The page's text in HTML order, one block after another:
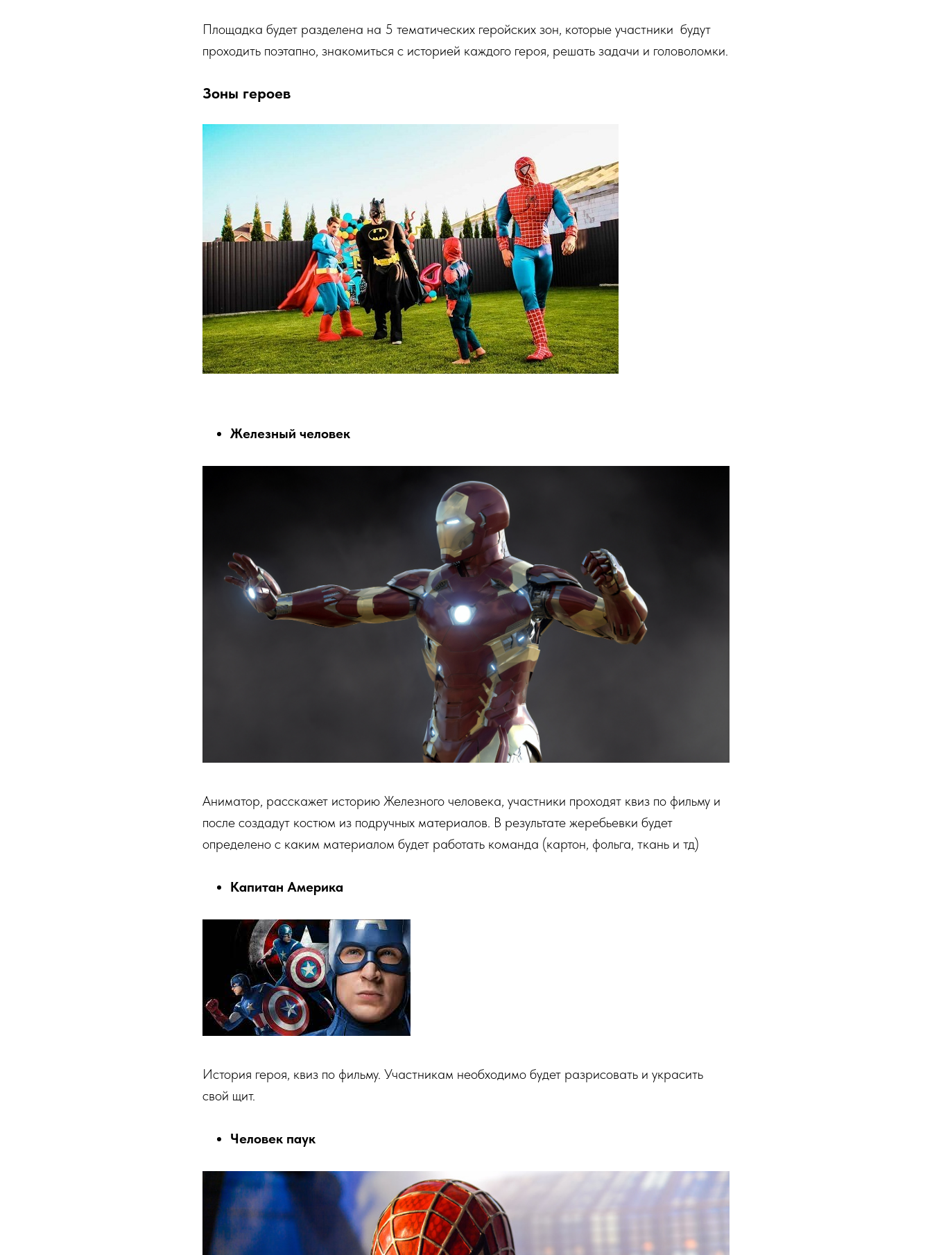
Площадка будет разделена на 5 тематических геройских зон, которые участники будут
проходить поэтапно, знакомиться с историей каждого героя, решать задачи и головоломки.
Зоны героев
Железный человек
Аниматор, расскажет историю Железного человека, участники проходят квиз по фильму и
после создадут костюм из подручных материалов. В результате жеребьевки будет
определено с каким материалом будет работать команда (картон, фольга, ткань и тд)
Капитан Америка
История героя, квиз по фильму. Участникам необходимо будет разрисовать и украсить
свой щит.
Человек паук